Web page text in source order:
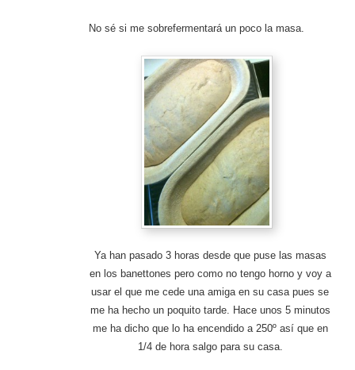
No sé si me sobrefermentará un poco la masa.
Ya han pasado 3 horas desde que puse las masas
en los banettones pero como no tengo horno y voy a
usar el que me cede una amiga en su casa pues se
me ha hecho un poquito tarde. Hace unos 5 minutos
me ha dicho que lo ha encendido a 250º así que en
1/4 de hora salgo para su casa.